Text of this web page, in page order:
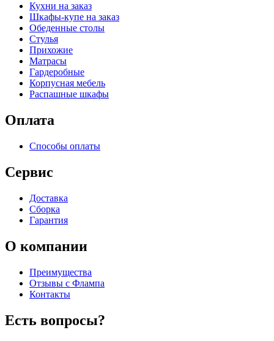
Кухни на заказ
Шкафы-купе на заказ
Обеденные столы
Стулья
Прихожие
Матрасы
Гардеробные
Корпусная мебель
Распашные шкафы
Оплата
Способы оплаты
Сервис
Доставка
Сборка
Гарантия
О компании
Преимущества
Отзывы c Флампа
Контакты
Есть вопросы?